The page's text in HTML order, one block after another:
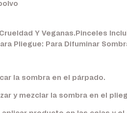
Y Veganas.Pinceles
Pliegue: Para Difuminar
la sombra en el párpado.
y mezclar la sombra en el